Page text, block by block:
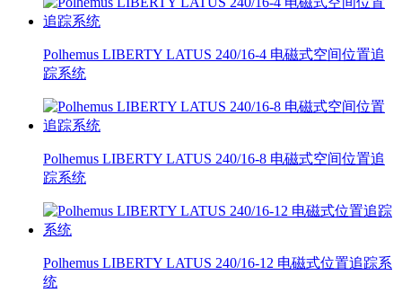
Polhemus LIBERTY LATUS 240/16-4 电磁式空间位置追
踪系统
Polhemus LIBERTY LATUS 240/16-8 电磁式空间位置追
踪系统
Polhemus LIBERTY LATUS 240/16-12 电磁式位置追踪系
统